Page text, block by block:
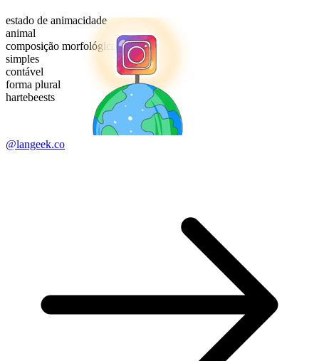
estado de animacidade
animal
composição morfológica
simples
contável
forma plural
hartebeests
@langeek.co